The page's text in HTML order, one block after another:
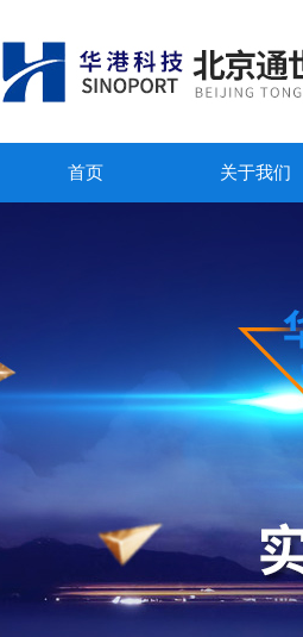
首页 关于我们